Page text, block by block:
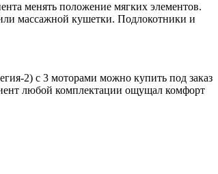
менять положение мягких элементов.
или массажной кушетки. Подлокотники и
2) с 3 моторами можно купить под заказ
любой комплектации ощущал комфорт